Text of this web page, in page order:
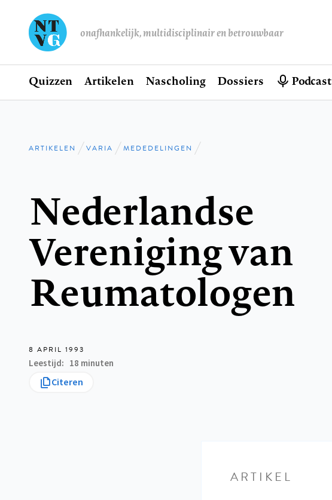
onafhankelijk, multidisciplinair en betrouwbaar
Hoofdnavigatie
Home
Quizzen Artikelen Nascholing Dossiers Podcast
Kruimelpad
ARTIKELEN VARIA MEDEDELINGEN
Nederlandse
Vereniging van
Reumatologen
8 APRIL 1993
Leestijd 18 minuten
Citeren
ARTIKEL